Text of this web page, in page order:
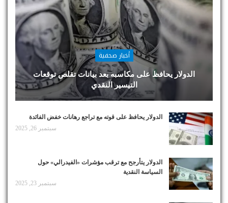
أخبار صحفية
الدولار يحافظ على مكاسبه بعد بيانات تقلص توقعات
التيسير النقدي
الدولار يحافظ على قوته مع تراجع رهانات خفض الفائدة
سبتمبر 26, 2025
الدولار يتأرجح مع ترقب مؤشرات «الفيدرالي» حول
السياسة النقدية
سبتمبر 23, 2025